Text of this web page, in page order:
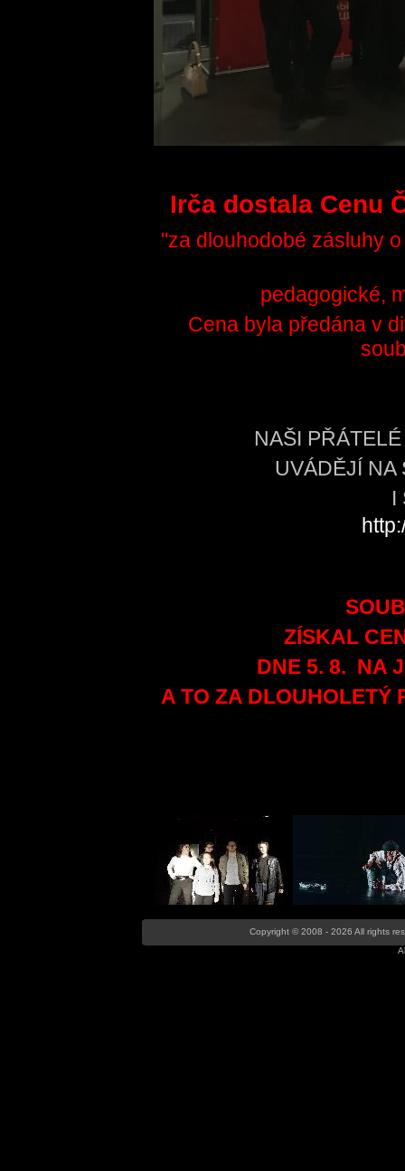
Irča dostala Cenu
"za dlouhodobé zásluhy
pedagogické,
Cena byla předána v
NAŠI
UVÁDĚJÍ NA
I
ZÍSKAL
DNE 5. 8. NA
A TO ZA DLOUHOLETÝ
Copyright © 2008 - 2026 All rights